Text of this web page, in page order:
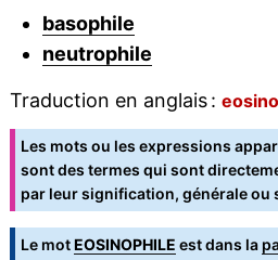
basophile
neutrophile
Traduction en anglais :
Les mots ou les expressions
sont des termes qui sont
par leur signification, générale ou
Le motEOSINOPHILE est dans la